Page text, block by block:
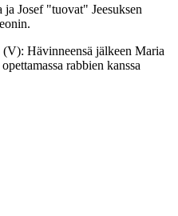
ja Josef "tuovat" Jeesuksen
(V): Hävinneensä jälkeen Maria
rabbien kanssa